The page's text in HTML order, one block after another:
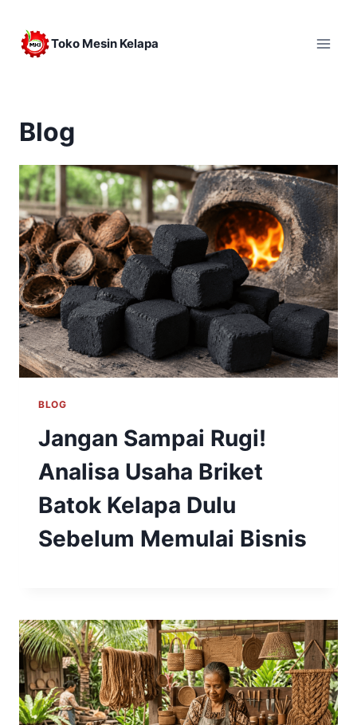
content
Toko Mesin Kelapa
Blog
BLOG
Jangan Sampai Rugi!
Analisa Usaha Briket
Batok Kelapa Dulu
Sebelum Memulai Bisnis